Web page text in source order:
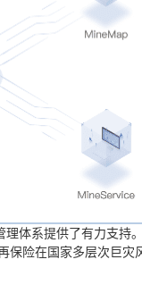
体系提供了有力支持
险在国家多层次巨灾